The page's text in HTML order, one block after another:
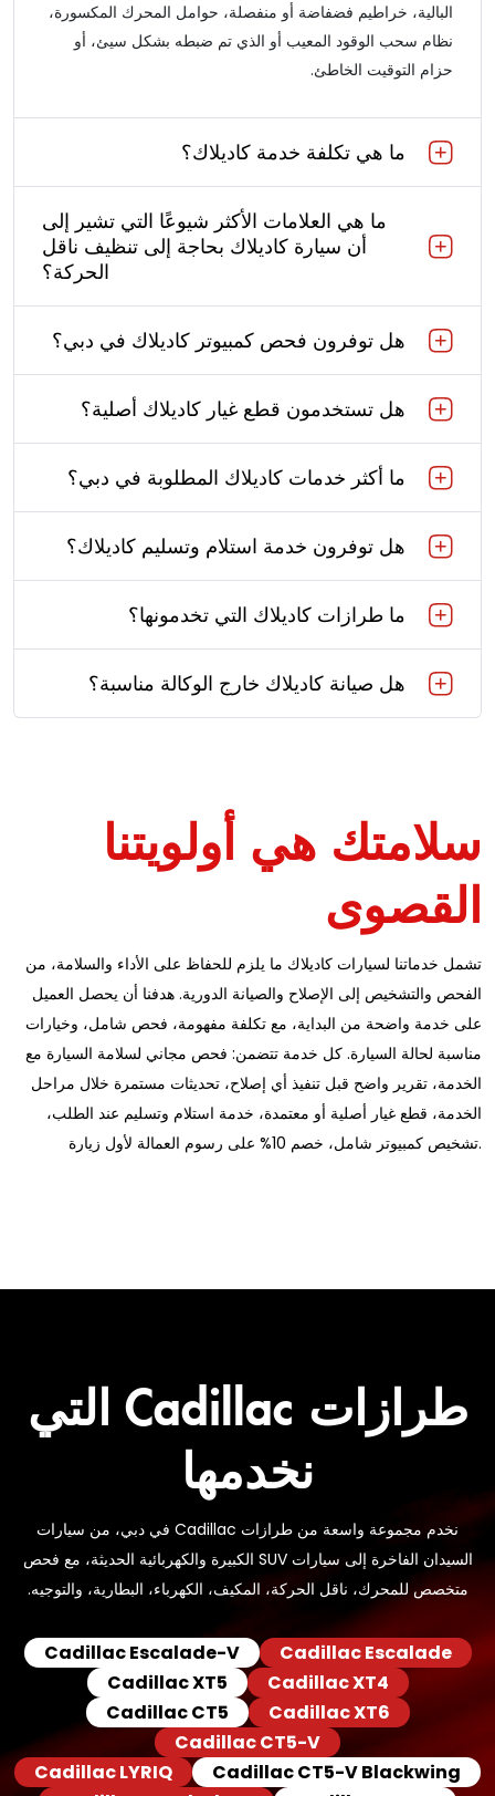
البالية، خراطيم فضفاضة أو منفصلة، حوامل المحرك المكسورة،
نظام سحب الوقود المعيب أو الذي تم ضبطه بشكل سيئ، أو
حزام التوقيت الخاطئ.
ما هي تكلفة خدمة كاديلاك؟
ما هي العلامات الأكثر شيوعًا التي تشير إلى
أن سيارة كاديلاك بحاجة إلى تنظيف ناقل
الحركة؟
هل توفرون فحص كمبيوتر كاديلاك في دبي؟
هل تستخدمون قطع غيار كاديلاك أصلية؟
ما أكثر خدمات كاديلاك المطلوبة في دبي؟
هل توفرون خدمة استلام وتسليم كاديلاك؟
ما طرازات كاديلاك التي تخدمونها؟
هل صيانة كاديلاك خارج الوكالة مناسبة؟
سلامتك هي أولويتنا
القصوى
تشمل خدماتنا لسيارات كاديلاك ما يلزم للحفاظ على الأداء والسلامة، من
الفحص والتشخيص إلى الإصلاح والصيانة الدورية. هدفنا أن يحصل العميل
على خدمة واضحة من البداية، مع تكلفة مفهومة، فحص شامل، وخيارات
مناسبة لحالة السيارة. كل خدمة تتضمن: فحص مجاني لسلامة السيارة مع
الخدمة، تقرير واضح قبل تنفيذ أي إصلاح، تحديثات مستمرة خلال مراحل
الخدمة، قطع غيار أصلية أو معتمدة، خدمة استلام وتسليم عند الطلب،
تشخيص كمبيوتر شامل، خصم 10% على رسوم العمالة لأول زيارة.
طرازات Cadillac التي
نخدمها
نخدم مجموعة واسعة من طرازات Cadillac في دبي، من سيارات
السيدان الفاخرة إلى سيارات SUV الكبيرة والكهربائية الحديثة، مع فحص
متخصص للمحرك، ناقل الحركة، المكيف، الكهرباء، البطارية، والتوجيه.
Cadillac Escalade
Cadillac Escalade-V
Cadillac XT4
Cadillac XT5
Cadillac XT6
Cadillac CT5
Cadillac CT5-V
Cadillac CT5-V Blackwing
Cadillac LYRIQ